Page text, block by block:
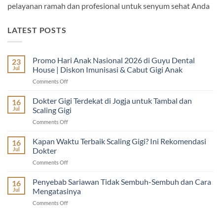
pelayanan ramah dan profesional untuk senyum sehat Anda
LATEST POSTS
23
Jul
Promo Hari Anak Nasional 2026 di Guyu Dental
House | Diskon Imunisasi & Cabut Gigi Anak
Comments Offon
Hari
Anak
Nasional
2026
Guyu
Imunisasi
&
16
Jul
Dokter Gigi Terdekat di Jogja untuk Tambal dan
Scaling Gigi
Comments Offon
Gigi
Jogja
Tambal
dan
Scaling
16
Jul
Kapan Waktu Terbaik Scaling Gigi? Ini Rekomendasi
Dokter
Comments Offon
Waktu
Scaling
Gigi?
16
Jul
Penyebab Sariawan Tidak Sembuh-Sembuh dan Cara
Mengatasinya
Comments Offon